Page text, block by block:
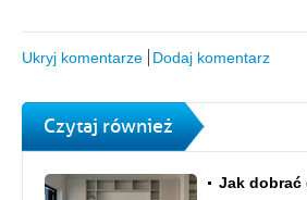
Ukryj komentarze Dodaj komentarz
Czytaj również
Jak dobrać